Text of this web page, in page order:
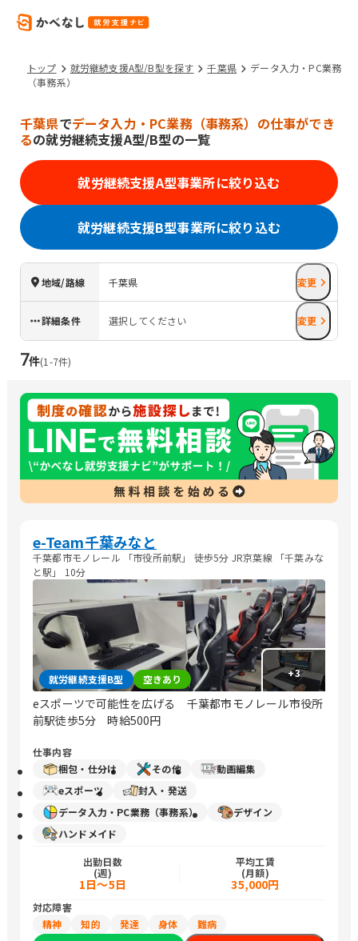
トップ 就労継続支援A型/B型を探す 千葉県
データ入力・PC業務
（事務系）
千葉県でデータ入力・PC業務（事務系）の仕事ができ
るの就労継続支援A型/B型の一覧
就労継続支援A型事業所に絞り込む
就労継続支援B型事業所に絞り込む
地域/路線 千葉県 変更
詳細条件 選択してください 変更
7件(1 -7件)
e-Team千葉みなと
千葉都市モノレール 「市役所前駅」 徒歩5分 JR京葉線 「千葉みな
と駅」 10分
+3
就労継続支援B型 空きあり
eスポーツで可能性を広げる 千葉都市モノレール市役所
前駅徒歩5分 時給500円
仕事内容
梱包・仕分け
その他
動画編集
eスポーツ
封入・発送
データ入力・PC業務（事務系）
デザイン
ハンドメイド
出勤日数
(週)
1日～5日
平均工賃
(月額)
35,000円
対応障害
精神
知的 発達 身体 難病